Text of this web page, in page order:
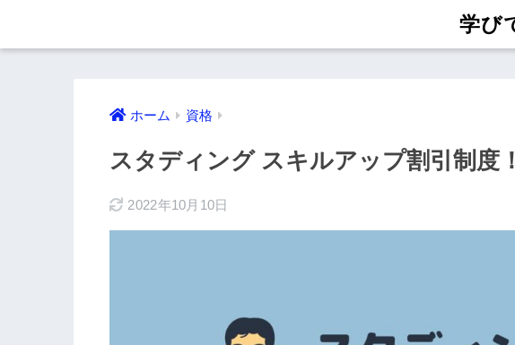
学び
ホーム 資格
スタディング スキルアップ割引制度
2022年10月10日